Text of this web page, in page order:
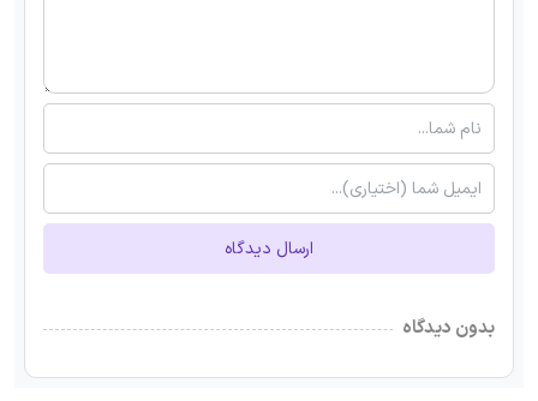
ارسال دیدگاه
بدون دیدگاه